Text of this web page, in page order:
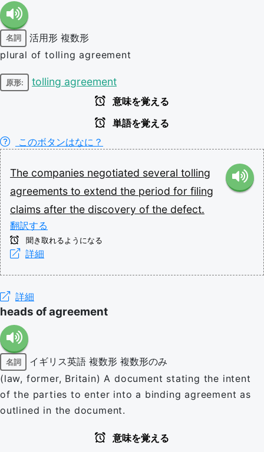
名詞 活用形 複数形
plural of tolling agreement
原形: tolling agreement
意味を覚える
単語を覚える
このボタンはなに？
The companies negotiated several tolling
agreements to extend the period for filing
claims after the discovery of the defect.
翻訳する
聞き取れるようになる
詳細
詳細
heads of agreement
名詞 イギリス英語 複数形 複数形のみ
(law, former, Britain) A document stating the intent
of the parties to enter into a binding agreement as
outlined in the document.
意味を覚える